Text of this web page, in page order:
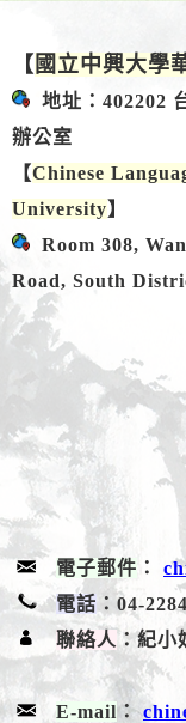
【 國立中興大學
地址：402202
辦公室
【Chinese
University】
Room 308,
Road, South
電子郵件 ：
電話 ：04-
聯絡人 ：紀小
E-mail：